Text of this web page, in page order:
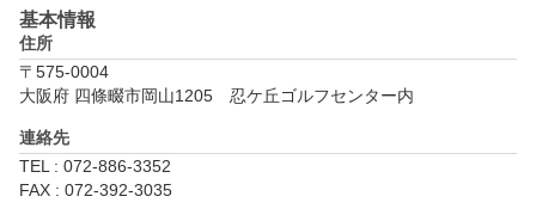
基本情報
住所
〒575-0004
大阪府 四條畷市岡山1205　忍ケ丘ゴルフセンター内
連絡先
TEL : 072-886-3352
FAX : 072-392-3035